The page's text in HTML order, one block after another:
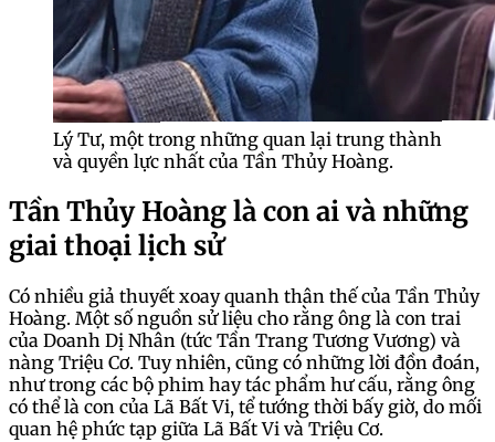
Lý Tư, một trong những quan lại trung thành
và quyền lực nhất của Tần Thủy Hoàng.
Tần Thủy Hoàng là con ai và những
giai thoại lịch sử
Có nhiều giả thuyết xoay quanh thân thế của Tần Thủy
Hoàng. Một số nguồn sử liệu cho rằng ông là con trai
của Doanh Dị Nhân (tức Tần Trang Tương Vương) và
nàng Triệu Cơ. Tuy nhiên, cũng có những lời đồn đoán,
như trong các bộ phim hay tác phẩm hư cấu, rằng ông
có thể là con của Lã Bất Vi, tể tướng thời bấy giờ, do mối
quan hệ phức tạp giữa Lã Bất Vi và Triệu Cơ.